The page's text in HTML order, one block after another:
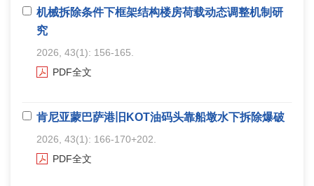
机械拆除条件下框架结构楼房荷载动态调整机制研
究
2026, 43(1): 156-165.
PDF全文
肯尼亚蒙巴萨港旧KOT油码头靠船墩水下拆除爆破
2026, 43(1): 166-170+202.
PDF全文